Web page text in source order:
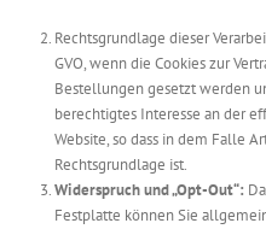
Rechtsgrundlage dieser
GVO, wenn die Cookies zur
Bestellungen gesetzt werden
berechtigtes Interesse an der
Website, so dass in dem Falle
Rechtsgrundlage ist.
Widerspruch und „Opt-Out“:
Festplatte können Sie